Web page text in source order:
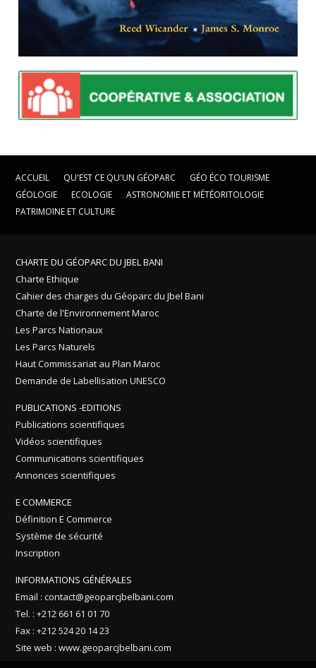
ACCUEIL QU'EST CE QU'UN GÉOPARC
GÉO ÉCO TOURISME
GÉOLOGIE
ECOLOGIE
ASTRONOMIE ET MÉTÉORITOLOGIE
PATRIMOINE ET CULTURE
CHARTE DU GÉOPARC DU JBEL BANI
Charte Ethique
Cahier des charges du Géoparc du Jbel Bani
Charte de l'Environnement Maroc
Les Parcs Nationaux
Les Parcs Naturels
Haut Commissariat au Plan Maroc
Demande de Labellisation UNESCO
PUBLICATIONS -EDITIONS
Publications scientifiques
Vidéos scientifiques
Communications scientifiques
Annonces scientifiques
E COMMERCE
Définition E Commerce
Système de sécurité
Inscription
INFORMATIONS GÉNÉRALES
Email : contact@geoparcjbelbani.com
Tel. : +212 661 61 01 70
Fax : +212 524 20 14 23
Site web : www.geoparcjbelbani.com